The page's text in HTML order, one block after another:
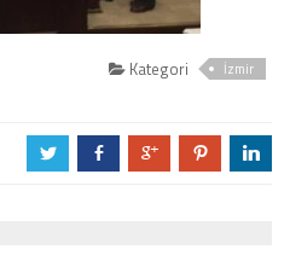
Kategori İzmir
a b c d j